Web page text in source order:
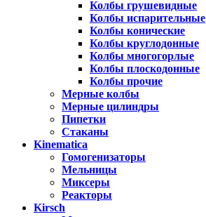
Колбы грушевидные
Колбы испарительные
Колбы конические
Колбы круглодонные
Колбы многогорлые
Колбы плоскодонные
Колбы прочие
Мерные колбы
Мерные цилиндры
Пипетки
Стаканы
Kinematica
Гомогенизаторы
Мельницы
Миксеры
Реакторы
Kirsch